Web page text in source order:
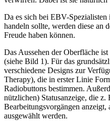
Da es sich bei EBV-
handeln sollte, werden diese an
Freude haben können.
Das Aussehen der Oberfläche
(siehe Bild 1). Für das
verschiedene Designs zur
Therapy), die in erster Linie
Radiobuttons bestimmen.
nützlichen) Statusanzeige, die
Bearbeitungsvorgängen anzeigt,
ausgewählt werden.